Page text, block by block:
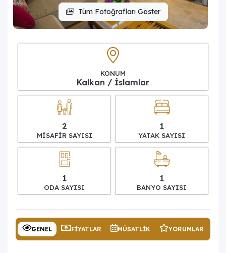
Tüm Fotoğrafları Göster
KONUM
Kalkan / İslamlar
2
MISAFIR SAYISI
1
YATAK SAYISI
1
ODA SAYISI
1
BANYO SAYISI
GENEL FIYATLAR MÜSATLIK YORUMLAR